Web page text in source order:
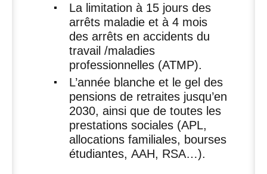
La limitation à 15 jours des
arrêts maladie et à 4 mois
des arrêts en accidents du
travail /maladies
professionnelles (ATMP).
L’année blanche et le gel des
pensions de retraites jusqu’en
2030, ainsi que de toutes les
prestations sociales (APL,
allocations familiales, bourses
étudiantes, AAH, RSA…).